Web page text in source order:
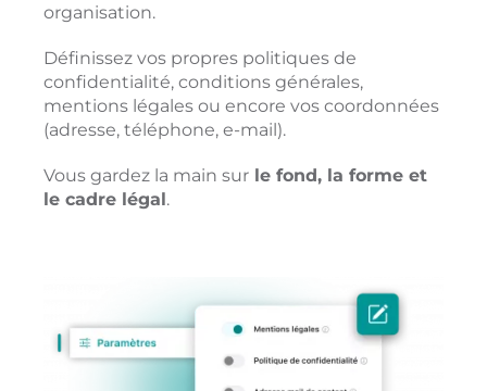
organisation.
Définissez vos propres politiques de
confidentialité, conditions générales,
mentions légales ou encore vos coordonnées
(adresse, téléphone, e-mail).
Vous gardez la main surle fond, la forme et
le cadre légal.